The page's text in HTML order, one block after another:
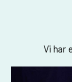
Vi har